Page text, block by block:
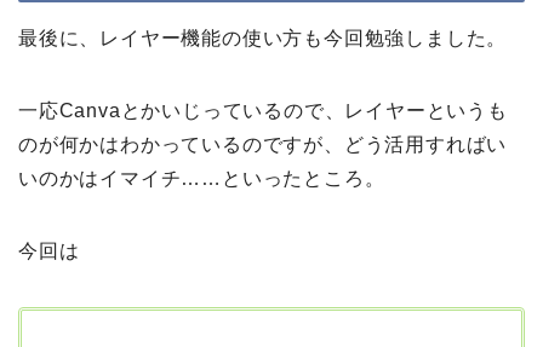
最後に、レイヤー機能の使い方も今回勉強しました。
一応Canvaとかいじっているので、レイヤーというも
のが何かはわかっているのですが、どう活用すればい
いのかはイマイチ……といったところ。
今回は